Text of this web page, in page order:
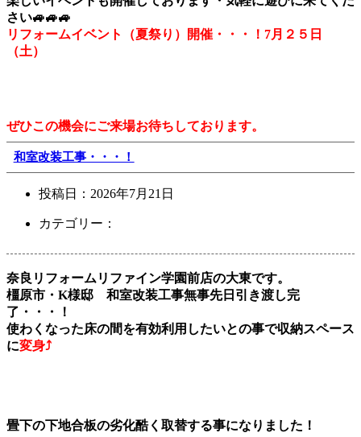
さい🚙🚙🚙
リフォームイベント（夏祭り）開催・・・！7月２５日
（土）
ぜひこの機会にご来場お待ちしております。
和室改装工事・・・！
投稿日： 2026年7月21日
カテゴリー：
奈良リフォームリファイン学園前店の大東です。
橿原市・K様邸 和室改装工事無事先日引き渡し完
了・・・！
使わくなった床の間を有効利用したいとの事で収納スペース
に変身⤴
畳下の下地合板の劣化酷く取替する事になりました！